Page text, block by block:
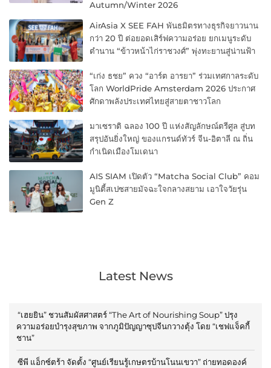
Autumn/Winter 2026
AirAsia X SEE FAH พันธมิตรทางธุรกิจยาวนาน
กว่า 20 ปี ต่อยอดเสิร์ฟความอร่อย ยกเมนูระดับ
ตำนาน “ข้าวหน้าไก่ราชวงศ์” พุ่งทะยานสู่น่านฟ้า
“เก่ง ธชย” ควง “อาร์ต อารยา” ร่วมเทศกาลระดับ
โลก WorldPride Amsterdam 2026 ประกาศ
ศักดาพลังประเทศไทยสู่สายตาชาวโลก
มาเซราติ ฉลอง 100 ปี แห่งสัญลักษณ์ตรีศูล สู่บท
สรุปอันยิ่งใหญ่ ของแกรนด์ทัวร์ จีน-อิตาลี ณ ถิ่น
กำเนิดเมืองโมเดนา
AIS SIAM เปิดตัว “Matcha Social Club” คอม
มูนิตี้สเปซสายมัจฉะใจกลางสยาม เอาใจวัยรุ่น
Gen Z
Latest News
“เฮยยิน” ชวนสัมผัสศาสตร์ “The Art of Nourishing Soup” ปรุง
ความอร่อยบำรุงสุขภาพ จากภูมิปัญญาซุปจีนกวางตุ้ง โดย “เชฟแจ็คกี้
ชาน”
ซีพี แอ็กซ์ตร้า จัดตั้ง “ศูนย์เรียนรู้เกษตรบ้านโนนเขวา” ถ่ายทอดองค์